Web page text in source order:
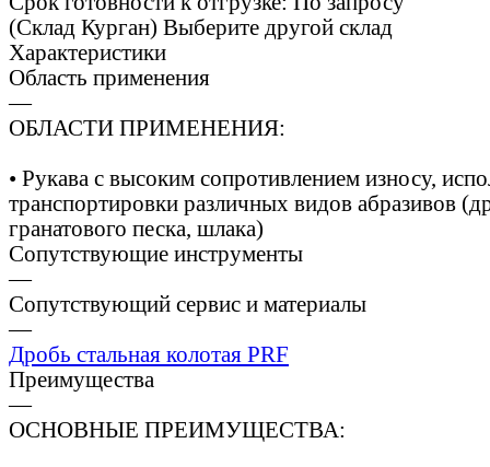
(Склад Курган) Выберите другой склад
Характеристики
Область применения
—
ОБЛАСТИ ПРИМЕНЕНИЯ:
• Рукава с высоким сопротивлением износу,
транспортировки различных видов абразивов
гранатового песка, шлака)
Сопутствующие инструменты
—
Сопутствующий сервис и материалы
—
Дробь стальная колотая PRF
Преимущества
—
ОСНОВНЫЕ ПРЕИМУЩЕСТВА: